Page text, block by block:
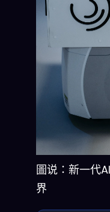
圖说：新一代
界